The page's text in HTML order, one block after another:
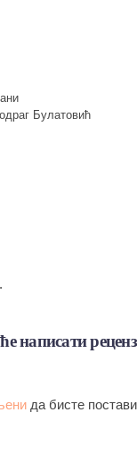
Булатовић
написати
да бисте